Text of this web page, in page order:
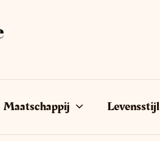
Maatschappij Levensstijl